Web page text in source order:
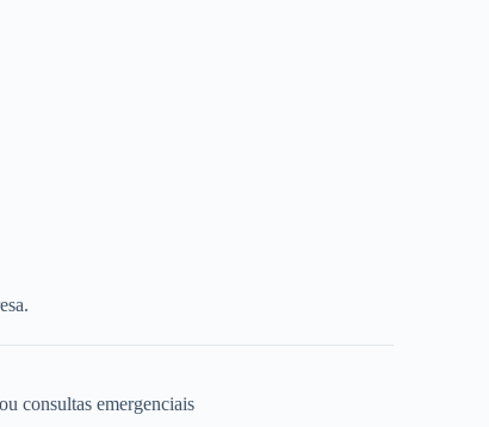
consultas emergenciais